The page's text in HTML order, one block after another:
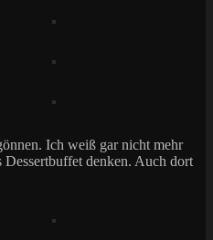
Ich weiß gar nicht mehr
denken. Auch dort